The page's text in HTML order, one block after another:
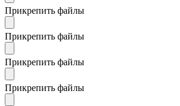
Прикрепить файлы
Прикрепить файлы
Прикрепить файлы
Прикрепить файлы